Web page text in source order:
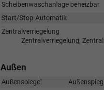
Scheibenwaschanlage beheizbar
Start/Stop-Automatik
Zentralverriegelung
Zentralverriegelung,
Außen
Außenspiegel